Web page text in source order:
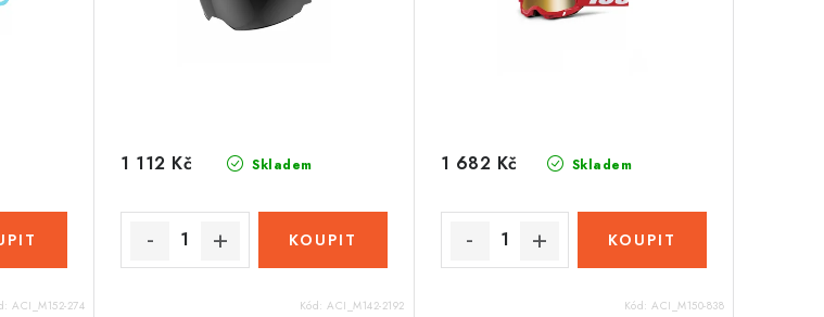
ACI_M152-274
Skladem
1 112 Kč
Kód: ACI_M142-2192
Skladem
1 682 Kč
Kód: ACI_M150-838